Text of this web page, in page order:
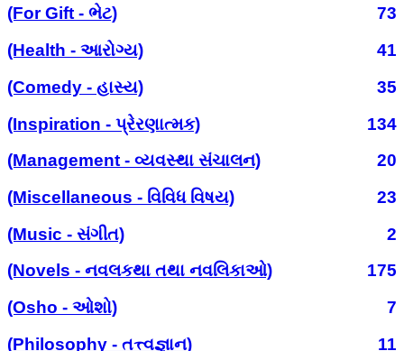
(For Gift - ભેટ)
73
(Health - આરોગ્ય)
41
(Comedy - હાસ્ય)
35
(Inspiration - પ્રેરણાત્મક)
134
(Management - વ્યવસ્થા સંચાલન)
20
(Miscellaneous - વિવિધ વિષય)
23
(Music - સંગીત)
2
(Novels - નવલકથા તથા નવલિકાઓ)
175
(Osho - ઓશો)
7
(Philosophy - તત્ત્વજ્ઞાન)
11